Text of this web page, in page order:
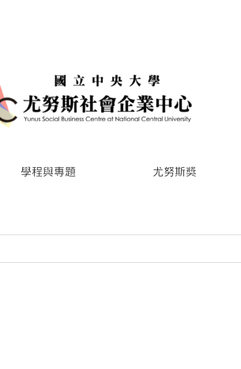
學程與專題 尤努斯獎